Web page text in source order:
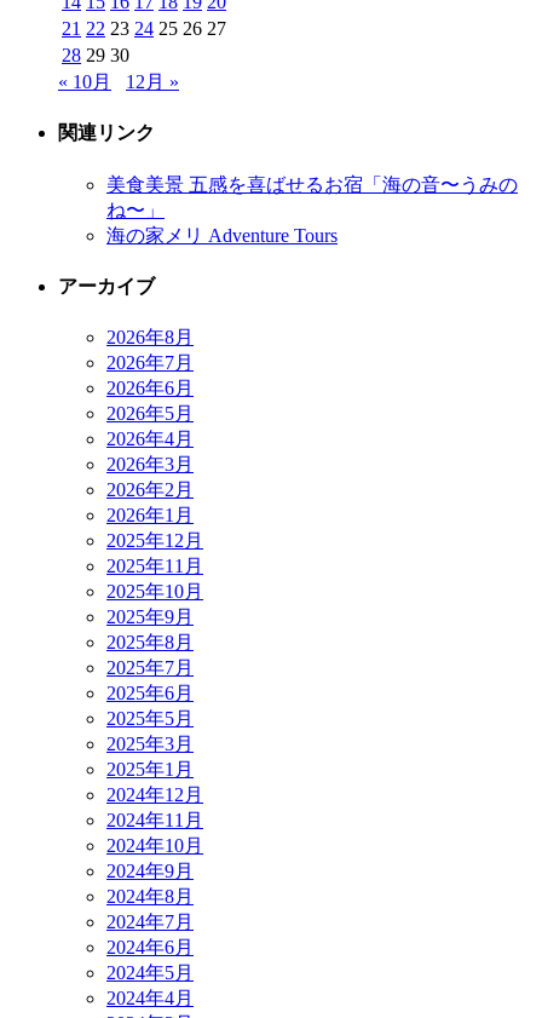
21 22 23 24 25 26 27
28 29 30
« 10月
12月 »
関連リンク
美食美景 五感を喜ばせるお宿「海の音〜うみの
ね〜」
海の家メリ Adventure Tours
アーカイブ
2026年8月
2026年7月
2026年6月
2026年5月
2026年4月
2026年3月
2026年2月
2026年1月
2025年12月
2025年11月
2025年10月
2025年9月
2025年8月
2025年7月
2025年6月
2025年5月
2025年3月
2025年1月
2024年12月
2024年11月
2024年10月
2024年9月
2024年8月
2024年7月
2024年6月
2024年5月
2024年4月